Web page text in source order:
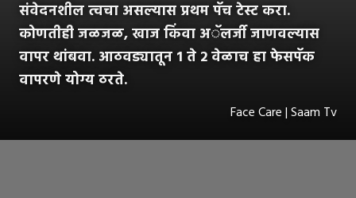
संवेदनशील त्वचा असल्यास प्रथम पॅच टेस्ट करा.
कोणतीही जळजळ, खाज किंवा अॅलर्जी जाणवल्यास
वापर थांबवा. आठवड्यातून 1 ते 2 वेळाच हा फेसपॅक
वापरणे योग्य ठरते.
Face Care | Saam Tv